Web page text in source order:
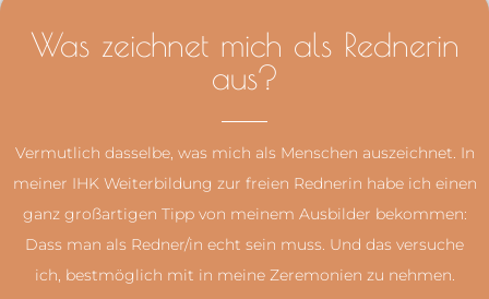
Was zeichnet mich als Rednerin
aus?
Vermutlich dasselbe, was mich als Menschen auszeichnet. In
meiner IHK Weiterbildung zur freien Rednerin habe ich einen
ganz großartigen Tipp von meinem Ausbilder bekommen:
Dass man als Redner/in echt sein muss. Und das versuche
ich, bestmöglich mit in meine Zeremonien zu nehmen.